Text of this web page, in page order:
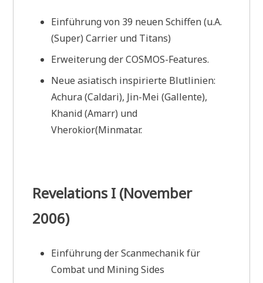
Einführung von 39 neuen Schiffen (u.A.
(Super) Carrier und Titans)
Erweiterung der COSMOS-Features.
Neue asiatisch inspirierte Blutlinien:
Achura (Caldari), Jin-Mei (Gallente),
Khanid (Amarr) und
Vherokior(Minmatar.
Revelations I (November
2006)
Einführung der Scanmechanik für
Combat und Mining Sides